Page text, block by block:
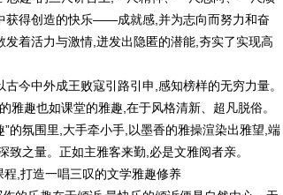
获得创造的快乐——成就感,并为志向而努力和奋
着活力与激情,迸发出隐匿的潜能,夯实了实现高
今中外成王败寇引路引申,感知榜样的无穷力量。
趣也如课堂的雅趣,在于风格清新、超凡脱俗。
的氛围里,大手牵小手,以墨香的雅操渲染出雅望,端
之量。正如主雅客来勤,必是文雅阅者亲。
,打造一唱三叹的文学雅趣修养